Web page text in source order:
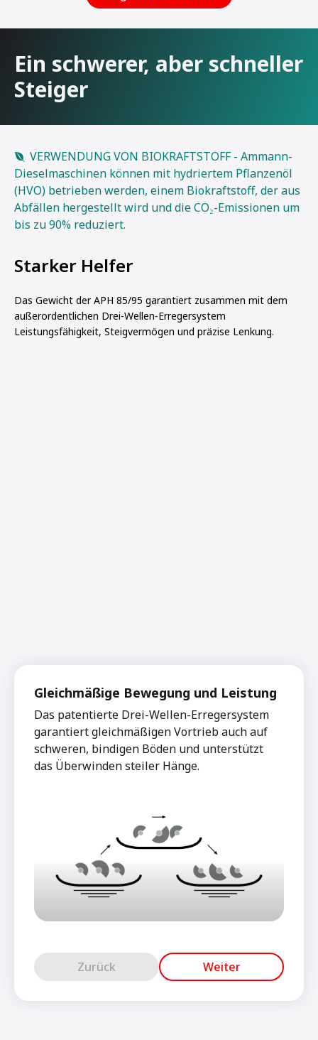
Ein schwerer, aber schneller
Steiger
VERWENDUNG VON BIOKRAFTSTOFF - Ammann-
Dieselmaschinen können mit hydriertem Pflanzenöl
(HVO) betrieben werden, einem Biokraftstoff, der aus
Abfällen hergestellt wird und die CO₂-Emissionen um
bis zu 90% reduziert.
Starker Helfer
Das Gewicht der APH 85/95 garantiert zusammen mit dem
außerordentlichen Drei-Wellen-Erregersystem
Leistungsfähigkeit, Steigvermögen und präzise Lenkung.
Gleichmäßige Bewegung und Leistung
Das patentierte Drei-Wellen-Erregersystem
garantiert gleichmäßigen Vortrieb auch auf
schweren, bindigen Böden und unterstützt
das Überwinden steiler Hänge.
Zurück Weiter